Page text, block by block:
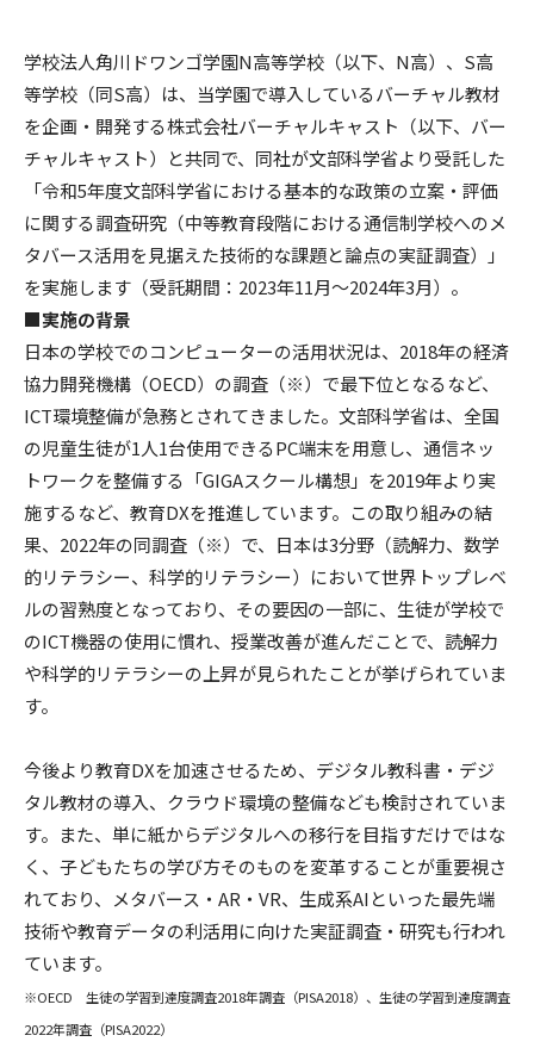
学校法人角川ドワンゴ学園N高等学校（以下、N高）、S高
等学校（同S高）は、当学園で導入しているバーチャル教材
を企画・開発する株式会社バーチャルキャスト（以下、バー
チャルキャスト）と共同で、同社が文部科学省より受託した
「令和5年度文部科学省における基本的な政策の立案・評価
に関する調査研究（中等教育段階における通信制学校へのメ
タバース活用を見据えた技術的な課題と論点の実証調査）」
を実施します（受託期間：2023年11月〜2024年3月）。
■実施の背景
日本の学校でのコンピューターの活用状況は、2018年の経済
協力開発機構（OECD）の調査（※）で最下位となるなど、
ICT環境整備が急務とされてきました。文部科学省は、全国
の児童生徒が1人1台使用できるPC端末を用意し、通信ネッ
トワークを整備する「GIGAスクール構想」を2019年より実
施するなど、教育DXを推進しています。この取り組みの結
果、2022年の同調査（※）で、日本は3分野（読解力、数学
的リテラシー、科学的リテラシー）において世界トップレベ
ルの習熟度となっており、その要因の一部に、生徒が学校で
のICT機器の使用に慣れ、授業改善が進んだことで、読解力
や科学的リテラシーの上昇が見られたことが挙げられていま
す。
今後より教育DXを加速させるため、デジタル教科書・デジ
タル教材の導入、クラウド環境の整備なども検討されていま
す。また、単に紙からデジタルへの移行を目指すだけではな
く、子どもたちの学び方そのものを変革することが重要視さ
れており、メタバース・AR・VR、生成系AIといった最先端
技術や教育データの利活用に向けた実証調査・研究も行われ
ています。
※OECD 生徒の学習到達度調査2018年調査（PISA2018）、生徒の学習到達度調査
2022年調査（PISA2022）